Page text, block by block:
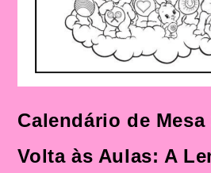
Calendário de Mesa
Volta às Aulas: A